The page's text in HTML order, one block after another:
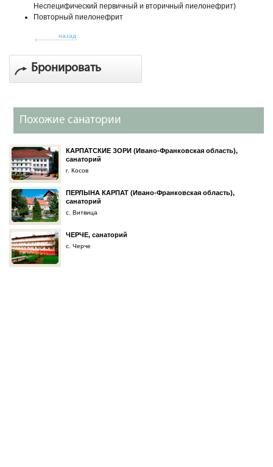
Неспецифический первичный и вторичный пиелонефрит)
Повторный пиелонефрит
назад
Бронировать
Похожие санатории
КАРПАТСКИЕ ЗОРИ (Ивано-Франковская область),
санаторий
г. Косов
ПЕРЛЫНА КАРПАТ (Ивано-Франковская область),
санаторий
с. Витвица
ЧЕРЧЕ, санаторий
с. Черче